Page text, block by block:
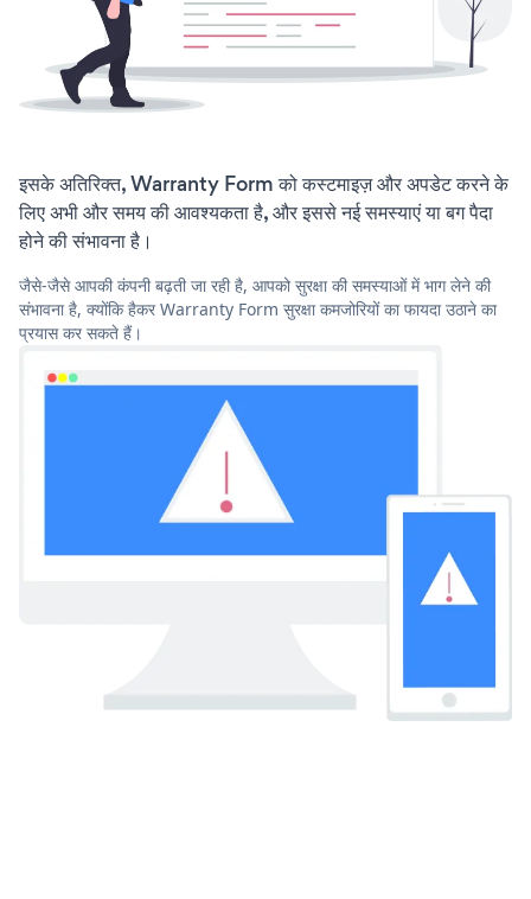
इसके अतिरिक्त, Warranty Form को कस्टमाइज़ और अपडेट करने के
लिए अभी और समय की आवश्यकता है, और इससे नई समस्याएं या बग पैदा
होने की संभावना है।
जैसे-जैसे आपकी कंपनी बढ़ती जा रही है, आपको सुरक्षा की समस्याओं में भाग लेने की
संभावना है, क्योंकि हैकर Warranty Form सुरक्षा कमजोरियों का फायदा उठाने का
प्रयास कर सकते हैं।